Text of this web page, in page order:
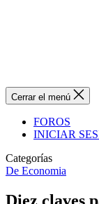
Cerrar el menú
FOROS
INICIAR
Categorías
De Economia